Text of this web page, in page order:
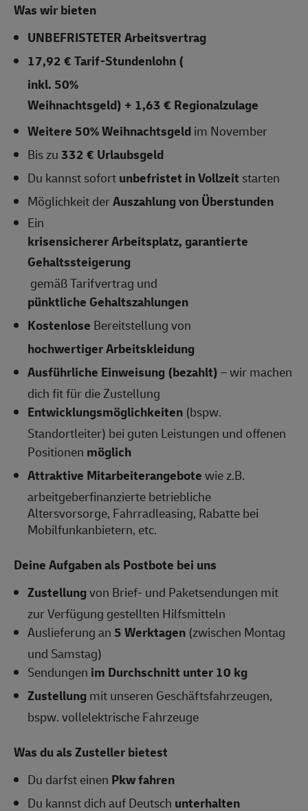
Was wir bieten
UNBEFRISTETERArbeitsvertrag
17,92 € Tarif-Stundenlohn(
inkl. 50%
Weihnachtsgeld) + 1,63 € Regionalzulage
Weitere 50% Weihnachtsgeldim November
Bis zu332 € Urlaubsgeld
Du kannst sofortunbefristet in Vollzeit starten
Möglichkeit derAuszahlung von Überstunden
Ein
krisensicherer Arbeitsplatz, garantierte
Gehaltssteigerung
gemäß Tarifvertrag und
pünktliche Gehaltszahlungen
Kostenlose Bereitstellung von
hochwertiger Arbeitskleidung
Ausführliche Einweisung (bezahlt)– wir machen
dich fit für die Zustellung
Entwicklungsmöglichkeiten (bspw.
Standortleiter) bei guten Leistungen und offenen
Positionen möglich
Attraktive Mitarbeiterangebotewie z.B.
arbeitgeberfinanzierte betriebliche
Altersvorsorge, Fahrradleasing, Rabatte bei
Mobilfunkanbietern, etc.
Deine Aufgaben als Postbote bei uns
Zustellungvon Brief- und Paketsendungen mit
zur Verfügung gestellten Hilfsmitteln
Auslieferung an5 Werktagen (zwischen Montag
und Samstag)
Sendungen im Durchschnitt unter 10 kg
Zustellungmit unseren Geschäftsfahrzeugen,
bspw. vollelektrische Fahrzeuge
Was du als Zusteller bietest
Du darfst einen Pkw fahren
Du kannst dich auf Deutsch unterhalten